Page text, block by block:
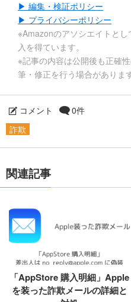
▶ 編集・検証ポリシー
▶ プライバシーポリシー
※Amazonのアソシエイトと
入を得ています。
※記事の内容は公開後も正確
筆・修正を行う場合があります
コメント
0件
詐欺
関連記事
「AppStore 購入明細」Apple
を装った詐欺メールの詳細と